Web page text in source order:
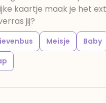
kaartje maak je het
jij?
Meisje
Baby